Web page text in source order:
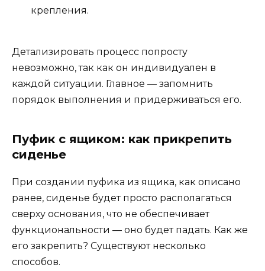
крепления.
Детализировать процесс попросту
невозможно, так как он индивидуален в
каждой ситуации. Главное — запомнить
порядок выполнения и придерживаться его.
Пуфик с ящиком: как прикрепить
сиденье
При создании пуфика из ящика, как описано
ранее, сиденье будет просто располагаться
сверху основания, что не обеспечивает
функциональности — оно будет падать. Как же
его закрепить? Существуют несколько
способов.